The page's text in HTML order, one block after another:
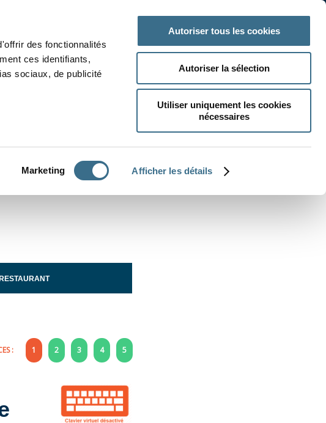
des fonctionnalités
ces identifiants,
sociaux, de publicité
Marketing Afficher les détails
Autoriser tous les cookies
Autoriser la sélection
Utiliser uniquement les cookies
nécessaires
: 1 2 3 4 5